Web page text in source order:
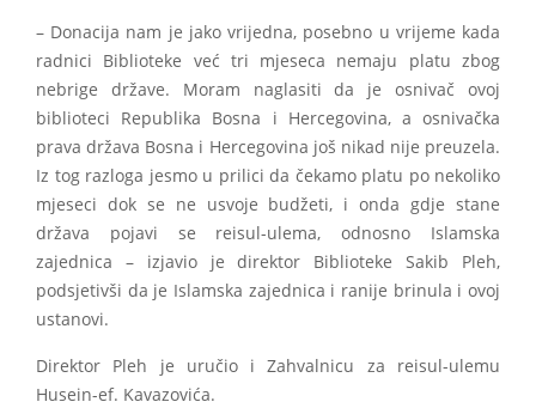
– Donacija nam je jako vrijedna, posebno u vrijeme kada
radnici Biblioteke već tri mjeseca nemaju platu zbog
nebrige države. Moram naglasiti da je osnivač ovoj
biblioteci Republika Bosna i Hercegovina, a osnivačka
prava država Bosna i Hercegovina još nikad nije preuzela.
Iz tog razloga jesmo u prilici da čekamo platu po nekoliko
mjeseci dok se ne usvoje budžeti, i onda gdje stane
država pojavi se reisul-ulema, odnosno Islamska
zajednica – izjavio je direktor Biblioteke Sakib Pleh,
podsjetivši da je Islamska zajednica i ranije brinula i ovoj
ustanovi.
Direktor Pleh je uručio i Zahvalnicu za reisul-ulemu
Husein-ef. Kavazovića.